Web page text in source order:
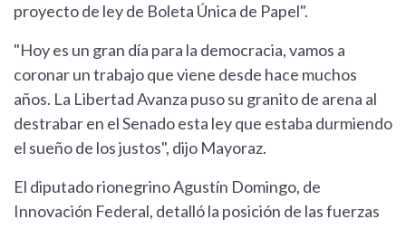
proyecto de ley de Boleta Única de Papel".
"Hoy es un gran día para la democracia, vamos a
coronar un trabajo que viene desde hace muchos
años. La Libertad Avanza puso su granito de arena al
destrabar en el Senado esta ley que estaba durmiendo
el sueño de los justos", dijo Mayoraz.
El diputado rionegrino Agustín Domingo, de
Innovación Federal, detalló la posición de las fuerzas